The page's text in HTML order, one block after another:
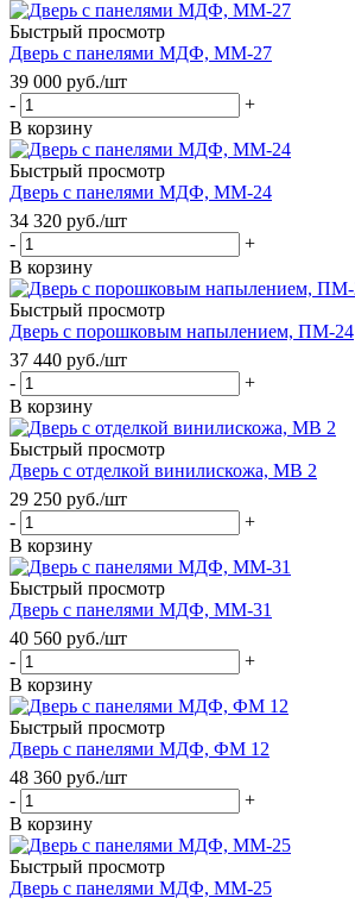
Быстрый просмотр
Дверь с панелями МДФ, ММ-27
39 000 руб./шт
-
+
В корзину
Быстрый просмотр
Дверь с панелями МДФ, ММ-24
34 320 руб./шт
-
+
В корзину
Быстрый просмотр
Дверь с порошковым напылением, ПМ-24
37 440 руб./шт
-
+
В корзину
Быстрый просмотр
Дверь с отделкой винилискожа, МВ 2
29 250 руб./шт
-
+
В корзину
Быстрый просмотр
Дверь с панелями МДФ, ММ-31
40 560 руб./шт
-
+
В корзину
Быстрый просмотр
Дверь с панелями МДФ, ФМ 12
48 360 руб./шт
-
+
В корзину
Быстрый просмотр
Дверь с панелями МДФ, ММ-25